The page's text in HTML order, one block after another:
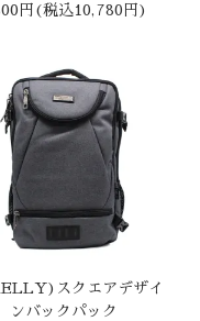
円(税込10,780円)
スクエアデザイ
ンバックパック